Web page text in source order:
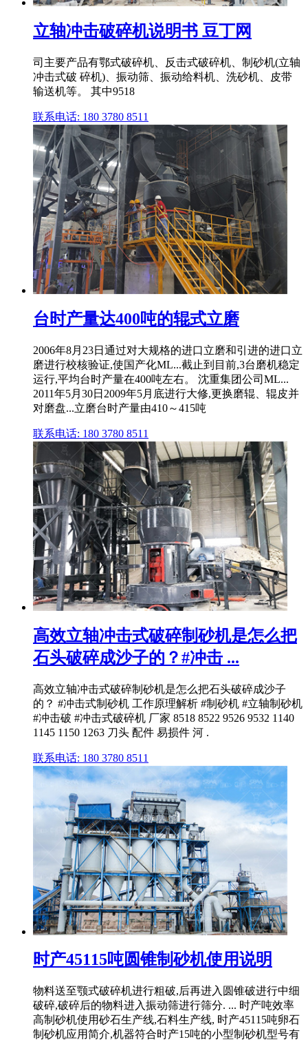
立轴冲击破碎机说明书 豆丁网
司主要产品有鄂式破碎机、反击式破碎机、制砂机(立轴
冲击式破 碎机)、振动筛、振动给料机、洗砂机、皮带
输送机等。 其中9518
联系电话: 180 3780 8511
台时产量达400吨的辊式立磨
2006年8月23日通过对大规格的进口立磨和引进的进口立
磨进行校核验证,使国产化ML...截止到目前,3台磨机稳定
运行,平均台时产量在400吨左右。 沈重集团公司ML...
2011年5月30日2009年5月底进行大修,更换磨辊、辊皮并
对磨盘...立磨台时产量由410～415吨
联系电话: 180 3780 8511
高效立轴冲击式破碎制砂机是怎么把
石头破碎成沙子的？#冲击 ...
高效立轴冲击式破碎制砂机是怎么把石头破碎成沙子
的？ #冲击式制砂机 工作原理解析 #制砂机 #立轴制砂机
#冲击破 #冲击式破碎机 厂家 8518 8522 9526 9532 1140
1145 1150 1263 刀头 配件 易损件 河 .
联系电话: 180 3780 8511
时产45115吨圆锥制砂机使用说明
物料送至颚式破碎机进行粗破,后再进入圆锥破进行中细
破碎,破碎后的物料进入振动筛进行筛分. ... 时产吨效率
高制砂机使用砂石生产线,石料生产线, 时产45115吨卵石
制砂机应用简介,机器符合时产15吨的小型制砂机型号有